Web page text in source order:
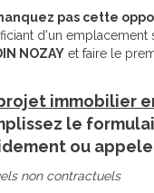
pas cette
d'un emplacement
NOZAY et faire le
immobilier
le
ou
non contractuels